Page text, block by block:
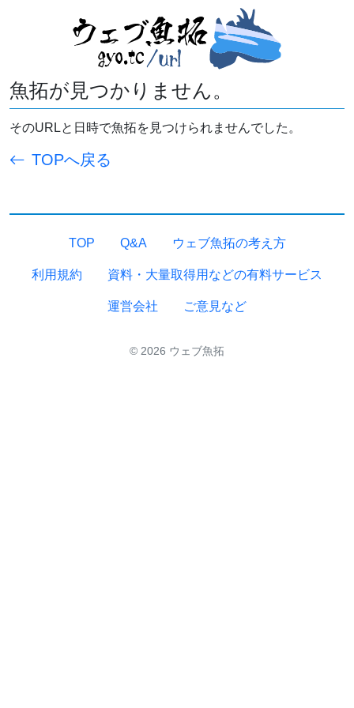
魚拓が見つかりません。
そのURLと日時で魚拓を見つけられませんでした。
TOPへ戻る
TOP Q&A ウェブ魚拓の考え方
利用規約 資料・大量取得用などの有料サービス
運営会社 ご意見など
© 2026 ウェブ魚拓